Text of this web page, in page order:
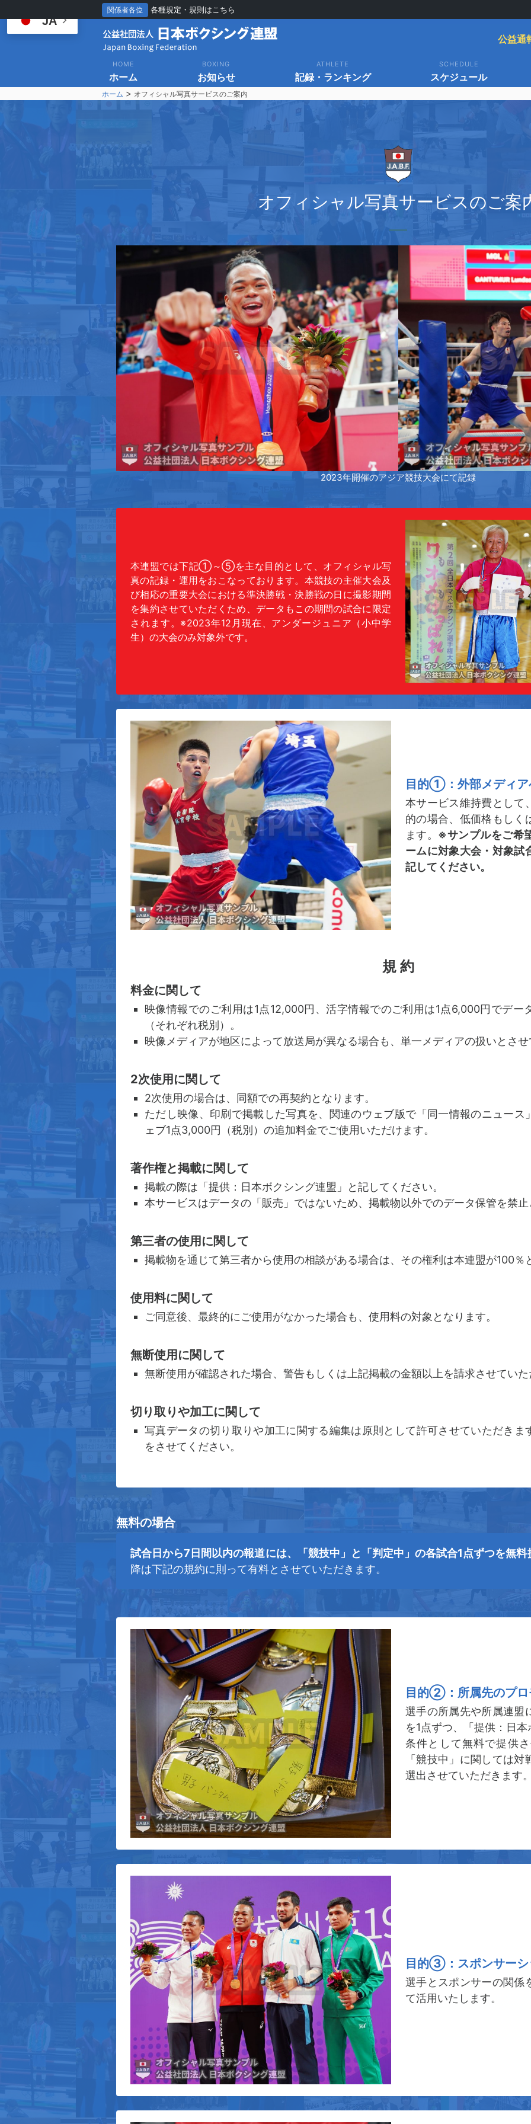
関係者各位 各種規定・規則はこちら
公益通
HOME
ホーム
BOXING
お知らせ
ATHLETE
記録・ランキング
SCHEDULE
スケジュール
ホーム > オフィシャル写真サービスのご案内
オ フィシャル写真サービスのご案
2023年開催のアジア競技大会にて記録
本連盟では下記①～⑤を主な目的として、オフィシャル写
真の記録・運用をおこなっております。本競技の主催大会及
び相応の重要大会における準決勝戦・決勝戦の日に撮影期間
を集約させていただくため、データもこの期間の試合に限定
されます。※2023年12月現在、アンダージュニア（小中学
生）の大会のみ対象外です。
目的①：外部メディア
本サービス維持費として
的の場合、低価格もしく
ます。 ※サンプルをご希
ームに対象大会・対象試
記してください。
規 約
料金に関して
映像情報でのご利用は1点12,000円、活字情報でのご利用は1点6,000円でデー
（それぞれ税別）。
映像メディアが地区によって放送局が異なる場合も、単一メディアの扱いとさ
2次使用に関して
2次使用の場合は、同額での再契約となります。
ただし映像、印刷で掲載した写真を、関連のウェブ版で「同一情報のニュース
ェブ1点3,000円（税別）の追加料金でご使用いただけます。
著作権と掲載に関して
掲載の際は「提供：日本ボクシング連盟」と記してください。
本サービスはデータの「販売」ではないため、掲載物以外でのデータ保管を禁
第三者の使用に関して
掲載物を通じて第三者から使用の相談がある場合は、その権利は本連盟が100％
使用料に関して
ご同意後、最終的にご使用がなかった場合も、使用料の対象となります。
無断使用に関して
無断使用が確認された場合、警告もしくは上記掲載の金額以上を請求させてい
切り取りや加工に関して
写真データの切り取りや加工に関する編集は原則として許可させていただきま
をさせてください。
無料の場合
試合日から7日間以内の報道には、「競技中」と「判定中」の各試合1点ずつを無
降は下記の規約に則って有料とさせていただきます。
目的②：所属先のプロ
選手の所属先や所属連盟
を1点ずつ、「提供：日
条件として無料で提供
「競技中」に関しては
選出させていただきます
目的③：スポンサーシ
選手とスポンサーの関係
て活用いたします。
JA